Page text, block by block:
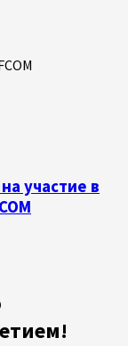
участие в